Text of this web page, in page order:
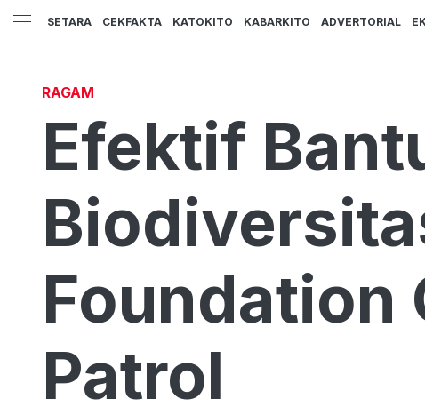
SETARA CEKFAKTA KATOKITO KABARKITO ADVERTORIAL
RAGAM
Efektif
Foundation
Patrol